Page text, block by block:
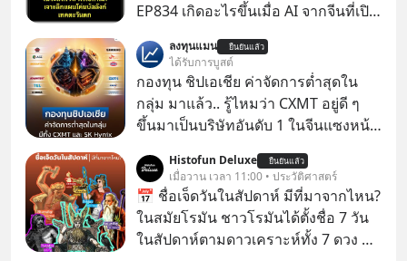
EP834 เกิดอะไรขึ้นเมื่อ AI จากจีนที่เปิด
AI ระดับท็อปของอเมริกาที่ใช้เงินลงทุน
สร้างกว่าร้อยล้านดอลลาร์
ปรากฏการณ์นี้ทำเอาซีอีโอผู้ทรง
อิทธิพลอย่าง Jensen Huang แห่ง
คืออนาคต แต่ในขณะเดียวกัน บริษัท
ยักษ์ใหญ่อย่าง OpenAI และ
Anthropic กลับนั่งไม่ติด ถึงขั้นรีบส่ง
สัญญาณเตือนรัฐบาลอเมริกาว่าสิ่งนี้คือ
ภัยความมั่นคงระดับชาติ ทำไมจีนถึง
ลงทุนแมน ยืนยันแล้ว
ได้รับการบูสต์
กองทุน ชิปเอเชีย ค่าจัดการต่ำสุดใน
กลุ่ม มาแล้ว.. รู้ไหมว่า CXMT อยู่ดี ๆ
ขึ้นมาเป็นบริษัทอันดับ 1 ในจีนแซงหน้า
บริษัทอันดับ 1 ในไต้หวันมานานแล้ว
Histofun Deluxe ยืนยันแล้ว
เมื่อวาน เวลา 11:00 • ประวัติศาสตร์
📅 ชื่อเจ็ดวันในสัปดาห์ มีที่มาจากไหน?
ในสมัยโรมัน ชาวโรมันได้ตั้งชื่อ 7 วัน
ในสัปดาห์ตามดาวเคราะห์ทั้ง 7 ดวง ที่